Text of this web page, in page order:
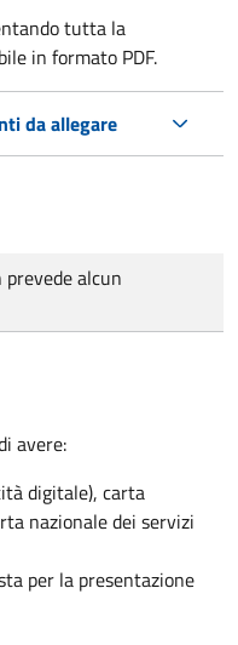
tutta la
in formato PDF.
da allegare
alcun
avere:
digitale), carta
nazionale dei servizi
per la presentazione